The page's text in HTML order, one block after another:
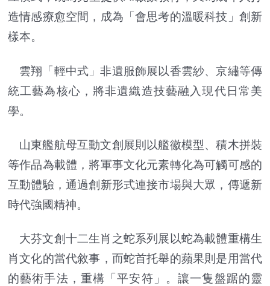
造情感療愈空間，成為「會思考的溫暖科技」創新
樣本。
雲翔「輕中式」非遺服飾展以香雲紗、京繡等傳
統工藝為核心，將非遺織造技藝融入現代日常美
學。
山東艦航母互動文創展則以艦徽模型、積木拼裝
等作品為載體，將軍事文化元素轉化為可觸可感的
互動體驗，通過創新形式連接市場與大眾，傳遞新
時代強國精神。
大芬文創十二生肖之蛇系列展以蛇為載體重構生
肖文化的當代敘事，而蛇首托舉的蘋果則是用當代
的藝術手法，重構「平安符」。讓一隻盤踞的靈